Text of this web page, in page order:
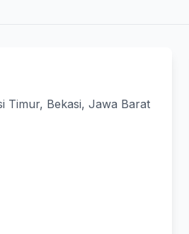
Timur, Bekasi, Jawa Barat